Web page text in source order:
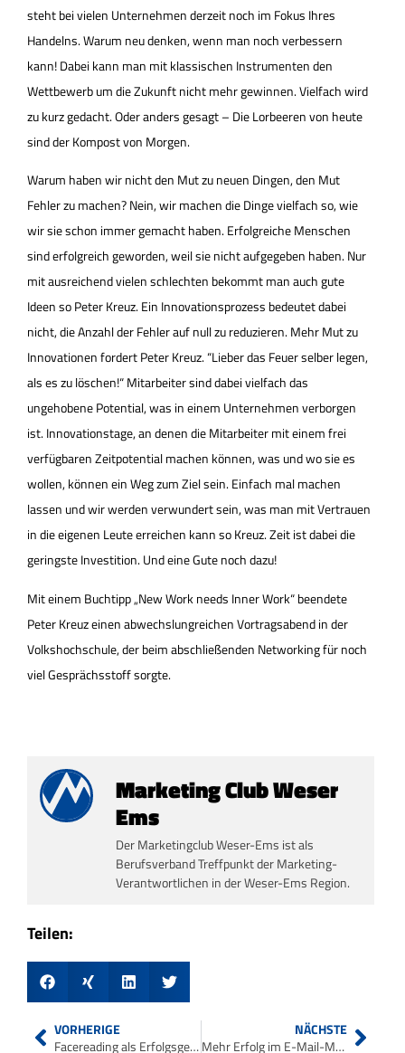
steht bei vielen Unternehmen derzeit noch im Fokus Ihres
Handelns. Warum neu denken, wenn man noch verbessern
kann! Dabei kann man mit klassischen Instrumenten den
Wettbewerb um die Zukunft nicht mehr gewinnen. Vielfach wird
zu kurz gedacht. Oder anders gesagt – Die Lorbeeren von heute
sind der Kompost von Morgen.
Warum haben wir nicht den Mut zu neuen Dingen, den Mut
Fehler zu machen? Nein, wir machen die Dinge vielfach so, wie
wir sie schon immer gemacht haben. Erfolgreiche Menschen
sind erfolgreich geworden, weil sie nicht aufgegeben haben. Nur
mit ausreichend vielen schlechten bekommt man auch gute
Ideen so Peter Kreuz. Ein Innovationsprozess bedeutet dabei
nicht, die Anzahl der Fehler auf null zu reduzieren. Mehr Mut zu
Innovationen fordert Peter Kreuz. “Lieber das Feuer selber legen,
als es zu löschen!“ Mitarbeiter sind dabei vielfach das
ungehobene Potential, was in einem Unternehmen verborgen
ist. Innovationstage, an denen die Mitarbeiter mit einem frei
verfügbaren Zeitpotential machen können, was und wo sie es
wollen, können ein Weg zum Ziel sein. Einfach mal machen
lassen und wir werden verwundert sein, was man mit Vertrauen
in die eigenen Leute erreichen kann so Kreuz. Zeit ist dabei die
geringste Investition. Und eine Gute noch dazu!
Mit einem Buchtipp „New Work needs Inner Work“ beendete
Peter Kreuz einen abwechslungreichen Vortragsabend in der
Volkshochschule, der beim abschließenden Networking für noch
viel Gesprächsstoff sorgte.
Marketing Club Weser
Ems
Der Marketingclub Weser-Ems ist als
Berufsverband Treffpunkt der Marketing-
Verantwortlichen in der Weser-Ems Region.
Teilen:
VORHERIGE
Facereading als Erfolgsgeheimnis
NÄCHSTE
Mehr Erfolg im E-Mail-Marketing